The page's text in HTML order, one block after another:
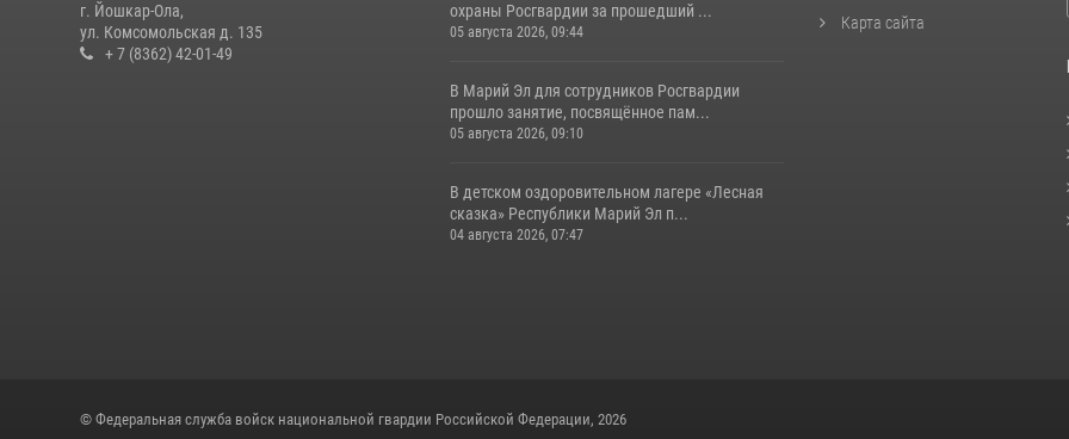
г. Йошкар-Ола,
ул. Комсомольская д. 135
+ 7 (8362) 42-01-49
охраны Росгвардии за прошедший ...
05 августа 2026, 09:44
В Марий Эл для сотрудников Росгвардии
прошло занятие, посвящённое пам...
05 августа 2026, 09:10
В детском оздоровительном лагере «Лесная
сказка» Республики Марий Эл п...
04 августа 2026, 07:47
Карта сайта
© Федеральная служба войск национальной гвардии Российской Федерации, 2026